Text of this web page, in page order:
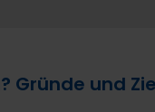
Gründe und